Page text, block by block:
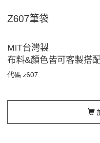
Z607筆袋
MIT台灣製
布料&顏色皆可客製搭
代碼 z607